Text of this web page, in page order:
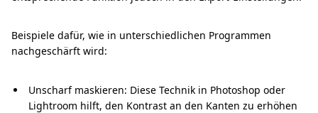
Beispiele dafür, wie in unterschiedlichen Programmen
nachgeschärft wird:
Unscharf maskieren: Diese Technik in Photoshop oder
Lightroom hilft, den Kontrast an den Kanten zu erhöhen